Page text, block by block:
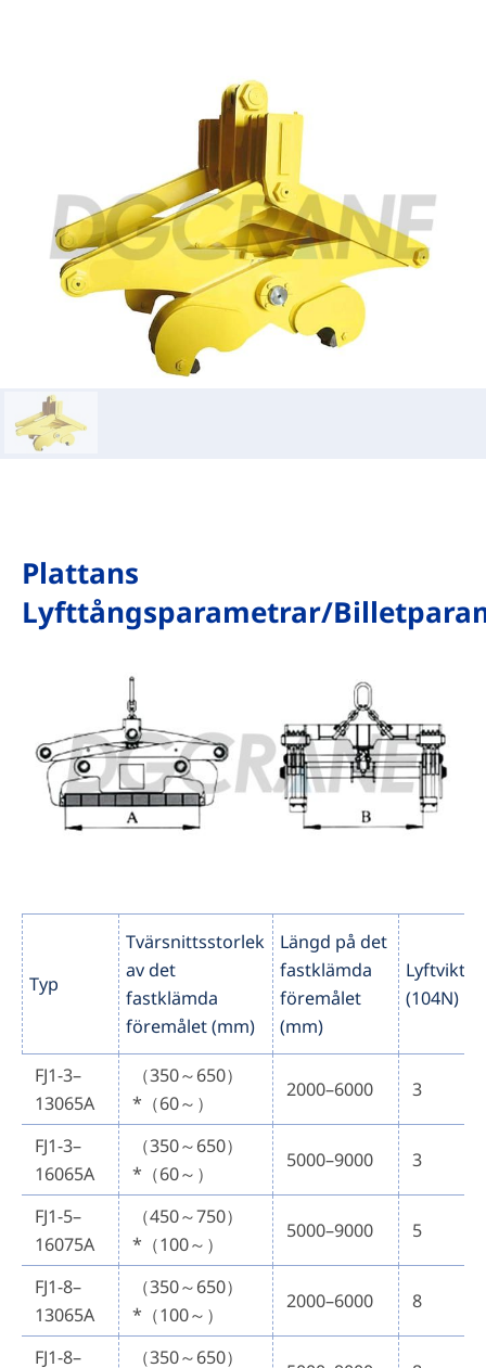
Plattans
Lyfttångsparametrar/
Typ
Tvärsnittsstorlek
av det
fastklämda
föremålet (mm)
Längd på det
fastklämda
föremålet
(mm)
Lyftvikt
(104N)
FJ1-3–
13065A
（350～650）
*（60～）
2000–6000 3
FJ1-3–
16065A
（350～650）
*（60～）
5000–9000 3
FJ1-5–
16075A
（450～750）
*（100～）
5000–9000 5
FJ1-8–
13065A
（350～650）
*（100～）
2000–6000 8
FJ1-8– （350～650）